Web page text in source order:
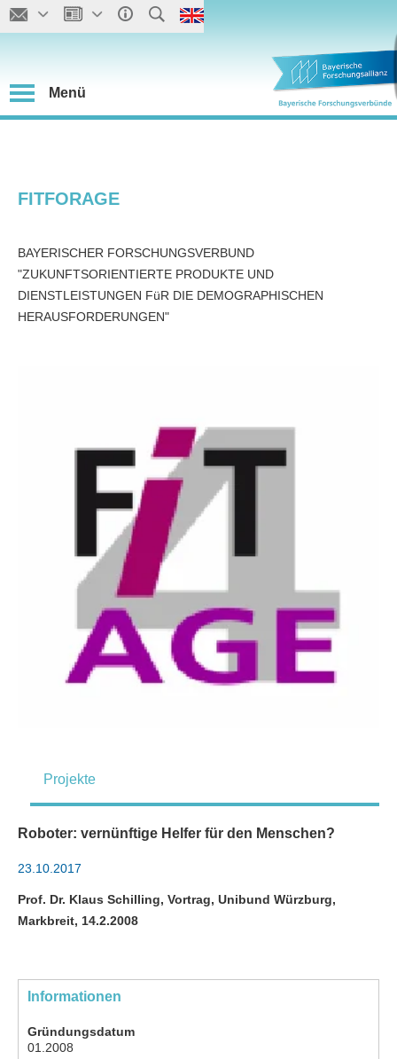
Menü
FITFORAGE
BAYERISCHER FORSCHUNGSVERBUND
"ZUKUNFTSORIENTIERTE PRODUKTE UND
DIENSTLEISTUNGEN FüR DIE DEMOGRAPHISCHEN
HERAUSFORDERUNGEN"
Projekte
Roboter: vernünftige Helfer für den Menschen?
23.10.2017
Prof. Dr. Klaus Schilling, Vortrag, Unibund Würzburg,
Markbreit, 14.2.2008
Informationen
Gründungsdatum
01.2008